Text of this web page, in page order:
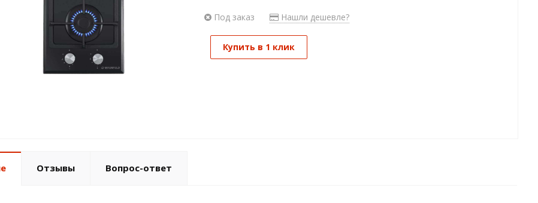
Под заказ Нашли дешевле?
Купить в 1 клик
Отзывы Вопрос-ответ